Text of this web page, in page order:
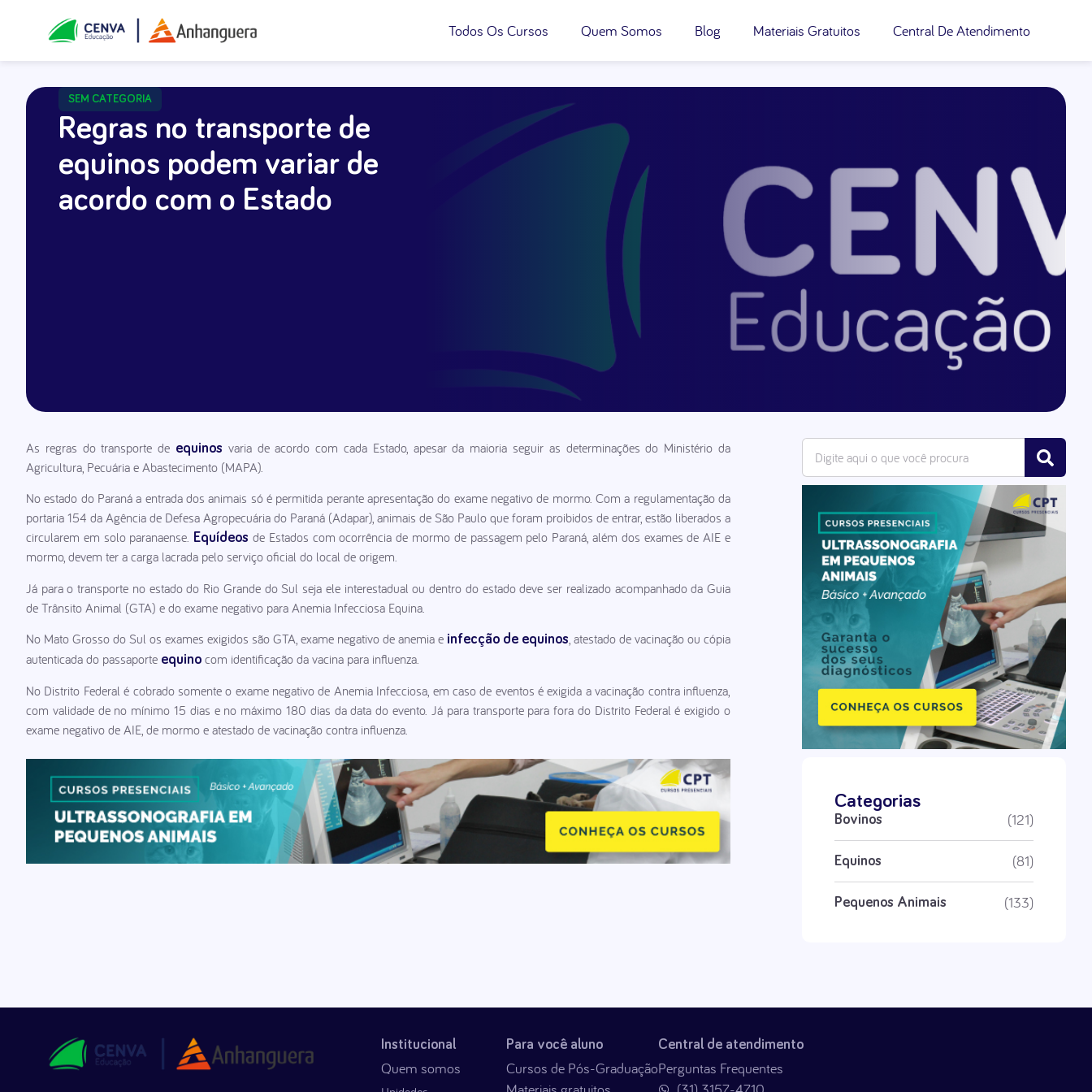
Todos Os Cursos Quem Somos Blog Materiais Gratuitos Central De Atendimento
SEM CATEGORIA
Regras no transporte de
equinos podem variar de
acordo com o Estado
As regras do transporte de equinos varia de acordo com cada Estado, apesar da maioria seguir as determinações do Ministério da
Agricultura, Pecuária e Abastecimento (MAPA).
No estado do Paraná a entrada dos animais só é permitida perante apresentação do exame negativo de mormo. Com a regulamentação da
portaria 154 da Agência de Defesa Agropecuária do Paraná (Adapar), animais de São Paulo que foram proibidos de entrar, estão liberados a
circularem em solo paranaense. Equídeos de Estados com ocorrência de mormo de passagem pelo Paraná, além dos exames de AIE e
mormo, devem ter a carga lacrada pelo serviço oficial do local de origem.
Já para o transporte no estado do Rio Grande do Sul seja ele interestadual ou dentro do estado deve ser realizado acompanhado da Guia
de Trânsito Animal (GTA) e do exame negativo para Anemia Infecciosa Equina.
No Mato Grosso do Sul os exames exigidos são GTA, exame negativo de anemia e infecção de equinos, atestado de vacinação ou cópia
autenticada do passaporte equino com identificação da vacina para influenza.
No Distrito Federal é cobrado somente o exame negativo de Anemia Infecciosa, em caso de eventos é exigida a vacinação contra influenza,
com validade de no mínimo 15 dias e no máximo 180 dias da data do evento. Já para transporte para fora do Distrito Federal é exigido o
exame negativo de AIE, de mormo e atestado de vacinação contra influenza.
Categorias
Bovinos (121)
Equinos (81)
Pequenos Animais (133)
Institucional
Quem somos
Para você aluno
Cursos de Pós-Graduação
Central de atendimento
Perguntas Frequentes